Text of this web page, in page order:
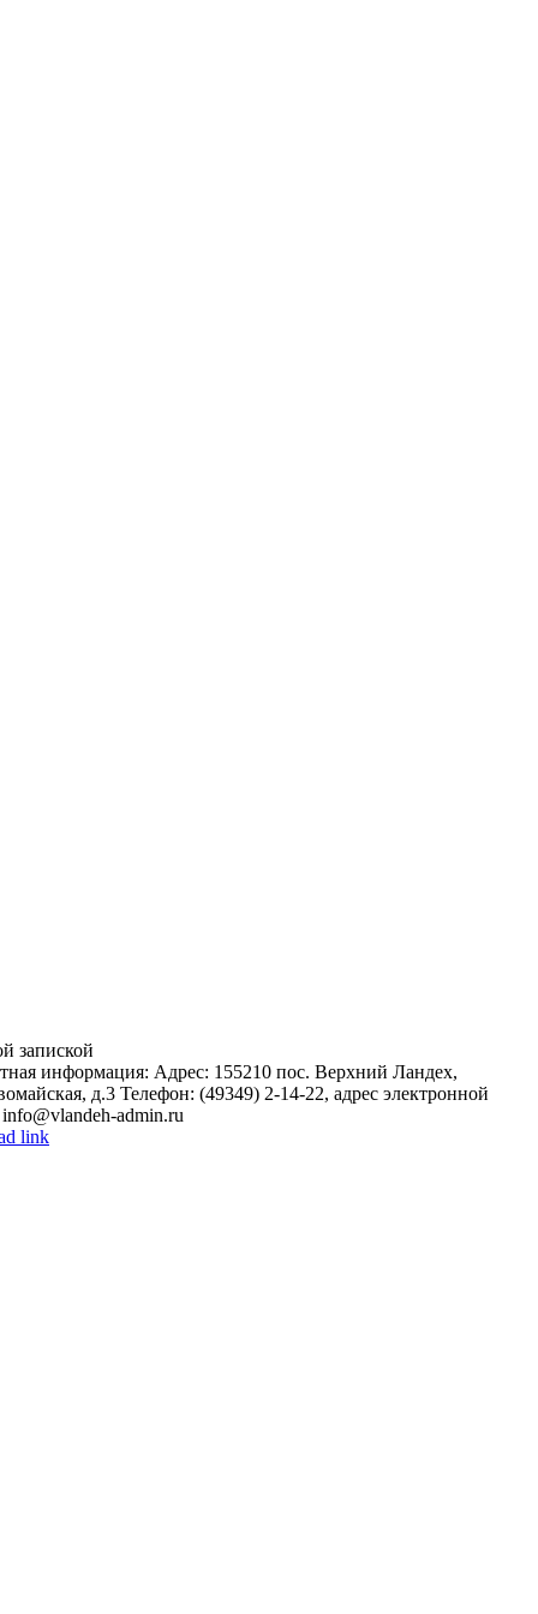
запиской
информация: Адрес: 155210 пос. Верхний Ландех,
д.3 Телефон: (49349) 2-14-22, адрес электронной
admin.ru
link